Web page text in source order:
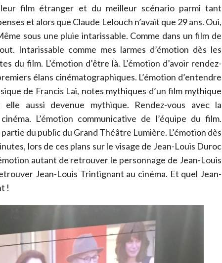
film étranger et du meilleur scénario parmi tant
et alors que Claude Lelouch n’avait que 29 ans. Oui,
sous une pluie intarissable. Comme dans un film de
Intarissable comme mes larmes d’émotion dès les
du film. L’émotion d’être là. L’émotion d’avoir rendez-
élans cinématographiques. L’émotion d’entendre
de Francis Lai, notes mythiques d’un film mythique
elle aussi devenue mythique. Rendez-vous avec la
L’émotion communicative de l’équipe du film.
partie du public du Grand Théâtre Lumière. L’émotion dès
lors de ces plans sur le visage de Jean-Louis Duroc
autant de retrouver le personnage de Jean-Louis
Jean-Louis Trintignant au cinéma. Et quel Jean-
!